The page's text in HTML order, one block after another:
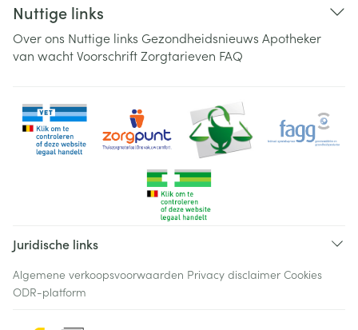
Nuttige links
Over ons Nuttige links Gezondheidsnieuws Apotheker
van wachtVoorschriftZorgtarieven FAQ
Juridische links
Algemene verkoopsvoorwaarden Privacy disclaimer Cookies
ODR-platform